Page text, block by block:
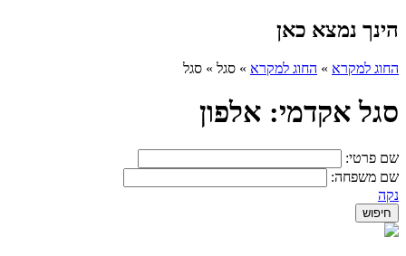
הינך נמצא כאן
החוג למקרא » החוג למקרא » סגל » סגל
סגל אקדמי: אלפון
שם פרטי:
שם משפחה:
נקה